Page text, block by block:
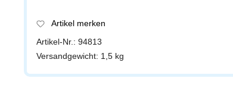
Artikel merken
Artikel-Nr.:94813
Versandgewicht: 1,5 kg